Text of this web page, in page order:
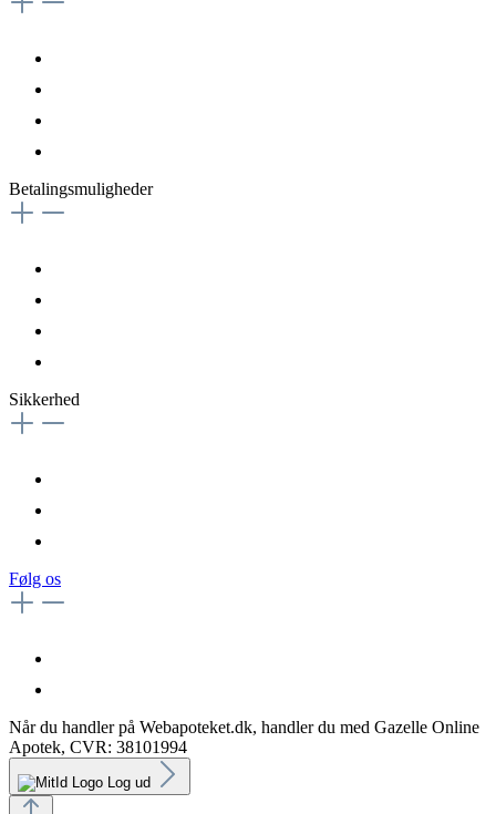
Betalingsmuligheder
Sikkerhed
Følg os
Når du handler på Webapoteket.dk, handler du med Gazelle Online
Apotek, CVR: 38101994
Log ud